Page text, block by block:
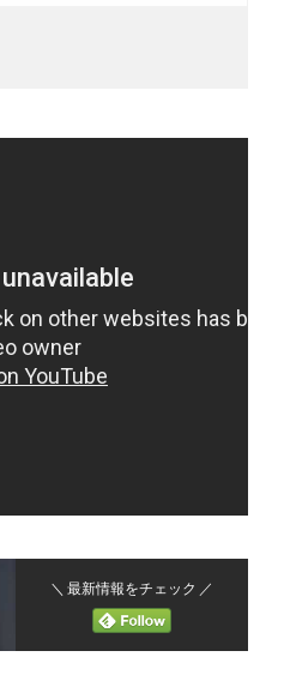
＼ 最新情報をチェック ／